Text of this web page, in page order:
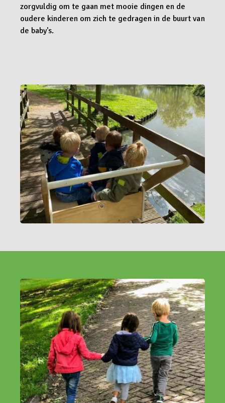
zorgvuldig om te gaan met mooie dingen en de
oudere kinderen om zich te gedragen in de buurt van
de baby's.